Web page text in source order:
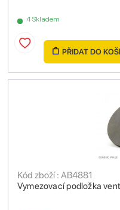
4 Skladem
PŘIDAT DO
Vymezovací podložka
Kód zboží : AB4881